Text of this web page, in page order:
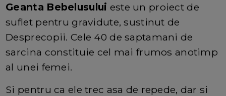
Geanta Bebelusului este un proiect de
suflet pentru gravidute, sustinut de
Desprecopii. Cele 40 de saptamani de
sarcina constituie cel mai frumos anotimp
al unei femei.
Si pentru ca ele trec asa de repede, dar si